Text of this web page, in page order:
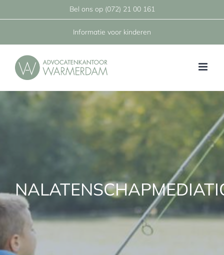
naar
Bel ons op (072) 21 00 161
Informatie voor kinderen